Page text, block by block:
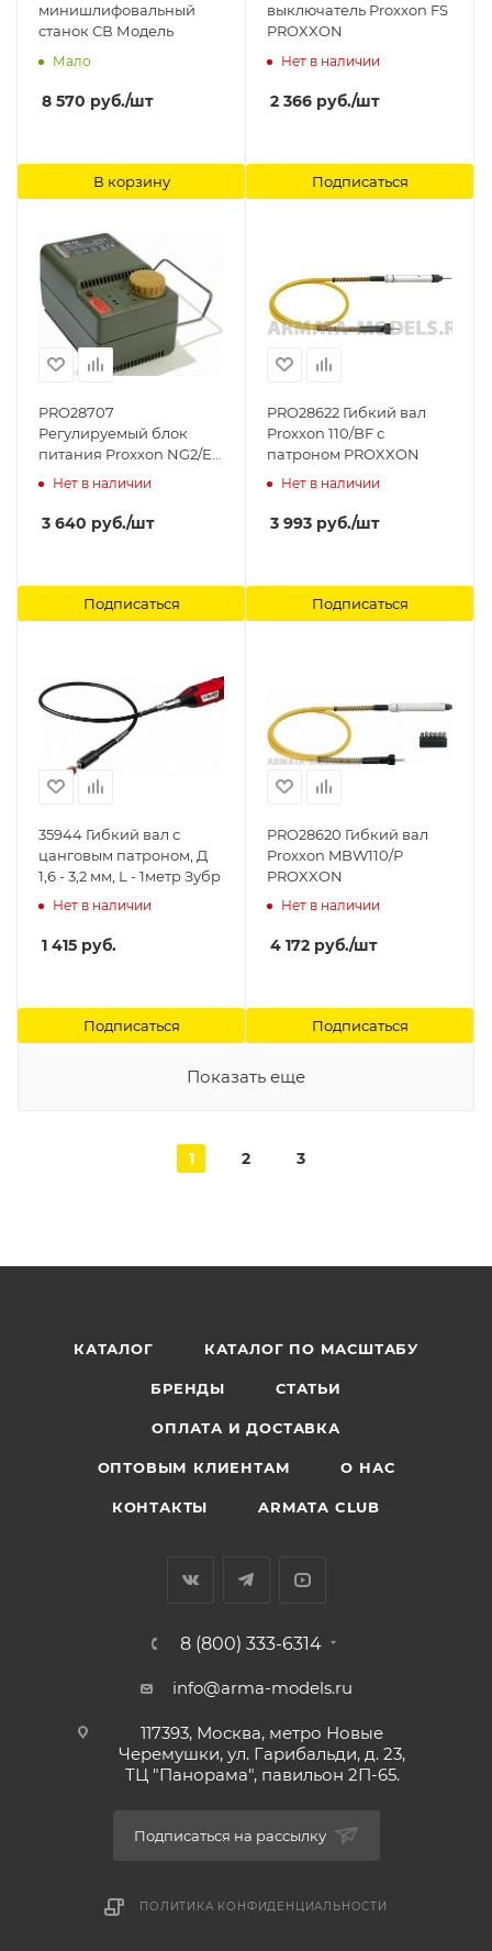
минишлифовальный
станок СВ Модель
Мало
8 570 руб./шт
В корзину
выключатель Proxxon FS
PROXXON
Нет в наличии
2 366 руб./шт
Подписаться
PRO28707
Регулируемый блок
питания Proxxon NG2/E
PROXXON
Нет в наличии
3 640 руб./шт
Подписаться
PRO28622 Гибкий вал
Proxxon 110/BF с
патроном PROXXON
Нет в наличии
3 993 руб./шт
Подписаться
35944 Гибкий вал с
цанговым патроном, Д
1,6 - 3,2 мм, L - 1метр Зубр
Нет в наличии
1 415 руб.
Подписаться
PRO28620 Гибкий вал
Proxxon MBW110/Р
PROXXON
Нет в наличии
4 172 руб./шт
Подписаться
Показать еще
1 2 3
КАТАЛОГ КАТАЛОГ ПО МАСШТАБУ
БРЕНДЫ СТАТЬИ
ОПЛАТА И ДОСТАВКА
ОПТОВЫМ КЛИЕНТАМ О НАС
КОНТАКТЫ ARMATA CLUB
8 (800) 333-6314
info@arma-models.ru
117393, Москва, метро Новые
Черемушки, ул. Гарибальди, д. 23,
ТЦ "Панорама", павильон 2П-65.
Подписаться на рассылку
ПОЛИТИКА КОНФИДЕНЦИАЛЬНОСТИ